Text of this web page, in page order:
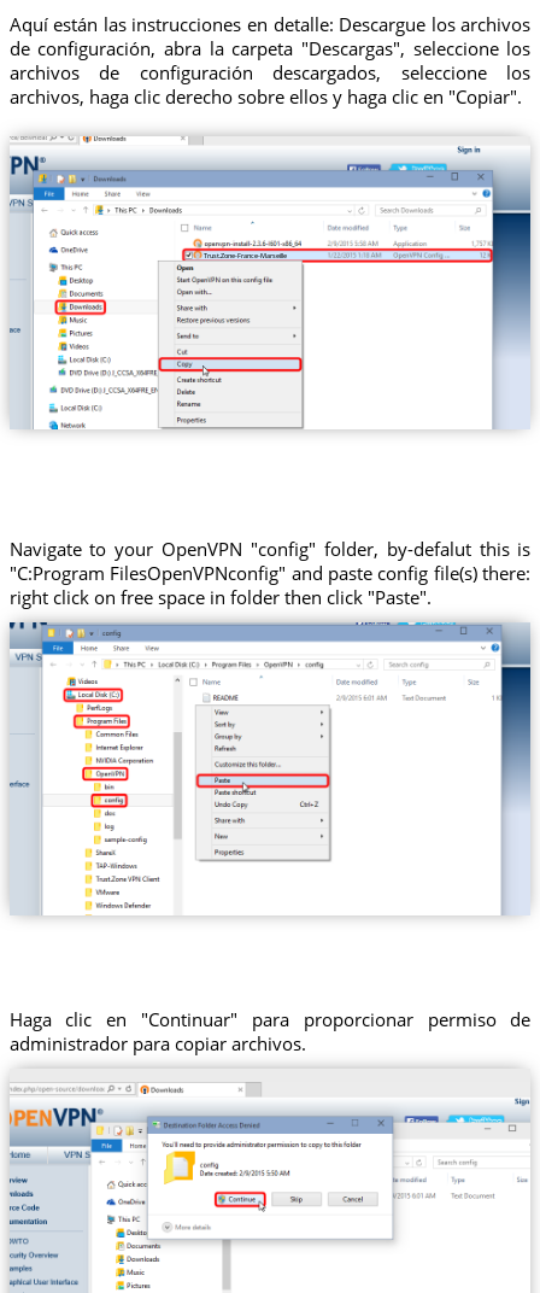
Aquí están las instrucciones en detalle: Descargue los archivos
de configuración, abra la carpeta "Descargas", seleccione los
archivos de configuración descargados, seleccione los
archivos, haga clic derecho sobre ellos y haga clic en "Copiar".
Trust.Zone-France-Marseille
Navigate to your OpenVPN "config" folder, by-defalut this is
"C:Program FilesOpenVPNconfig" and paste config file(s) there:
right click on free space in folder then click "Paste".
Haga clic en "Continuar" para proporcionar permiso de
administrador para copiar archivos.